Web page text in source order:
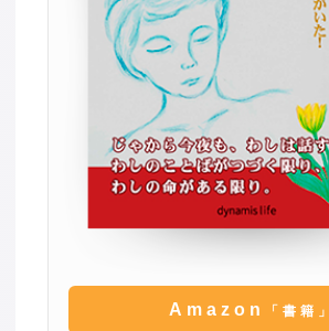
Amazon 「書籍」